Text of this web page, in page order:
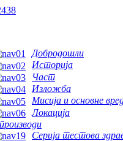
Добродошли
Историја
Част
Изложба
Мисија и основне
Локација
Серија тестова